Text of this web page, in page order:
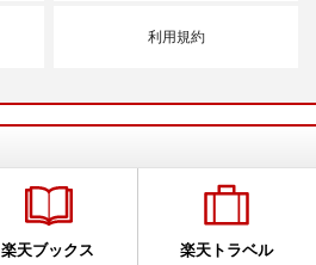
利用規約
楽天ブックス 楽天トラベル